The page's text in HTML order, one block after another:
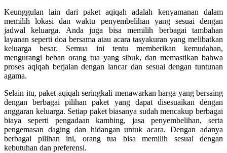
Keunggulan lain dari paket aqiqah adalah kenyamanan dalam
memilih lokasi dan waktu penyembelihan yang sesuai dengan
jadwal keluarga. Anda juga bisa memilih berbagai tambahan
layanan seperti doa bersama atau acara tasyakuran yang melibatkan
keluarga besar. Semua ini tentu memberikan kemudahan,
mengurangi beban orang tua yang sibuk, dan memastikan bahwa
proses aqiqah berjalan dengan lancar dan sesuai dengan tuntunan
agama.
Selain itu, paket aqiqah seringkali menawarkan harga yang bersaing
dengan berbagai pilihan paket yang dapat disesuaikan dengan
anggaran keluarga. Setiap paket biasanya sudah mencakup berbagai
biaya seperti pengadaan kambing, jasa penyembelihan, serta
pengemasan daging dan hidangan untuk acara. Dengan adanya
berbagai pilihan ini, orang tua bisa memilih sesuai dengan
kebutuhan dan preferensi.